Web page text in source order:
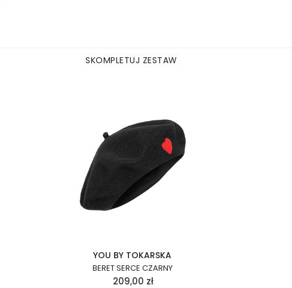
SKOMPLETUJ ZESTAW
YOU BY TOKARSKA
BERET SERCE CZARNY
209,00 zł